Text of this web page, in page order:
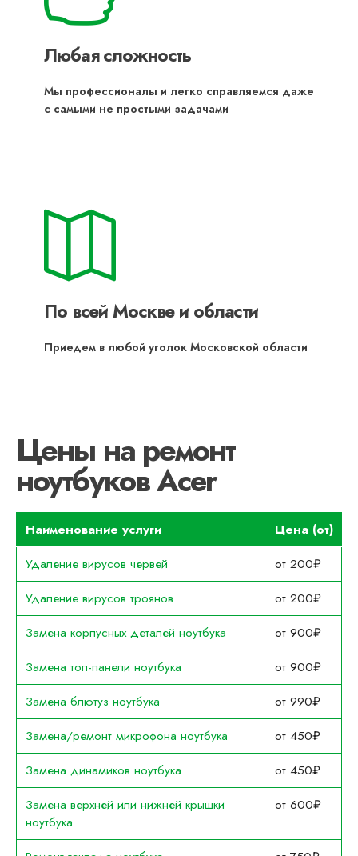
Любая сложность
Мы профессионалы и легко справляемся даже
с самыми не простыми задачами
По всей Москве и области
Приедем в любой уголок Московской области
Цены на ремонт
ноутбуков Acer
Наименование услуги
Цена (от)
Удаление вирусов червей
от 200₽
Удаление вирусов троянов
от 200₽
Замена корпусных деталей ноутбука
от 900₽
Замена топ-панели ноутбука
от 900₽
Замена блютуз ноутбука
от 990₽
Замена/ремонт микрофона ноутбука
от 450₽
Замена динамиков ноутбука
от 450₽
Замена верхней или нижней крышки
ноутбука
от 600₽